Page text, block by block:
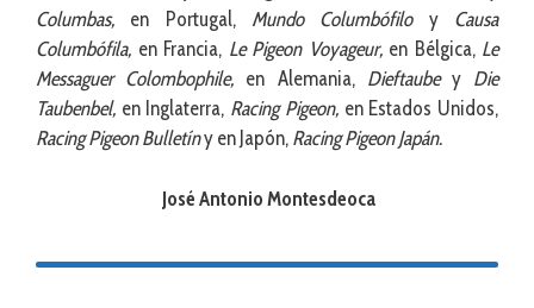
Columbas, en Portugal, Mundo Columbófiloy Causa
Columbófila, en Francia, Le Pigeon Voyageur,en Bélgica, Le
Messaguer Colombophile, en Alemania, Dieftaubey Die
Taubenbel, en Inglaterra, Racing Pigeon,en Estados Unidos,
Racing Pigeon Bulletíny en Japón, Racing Pigeon Japán.
José Antonio Montesdeoca